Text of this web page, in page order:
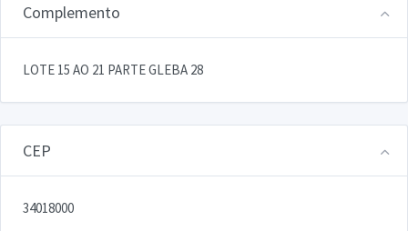
Complemento
LOTE 15 AO 21 PARTE GLEBA 28
CEP
34018000